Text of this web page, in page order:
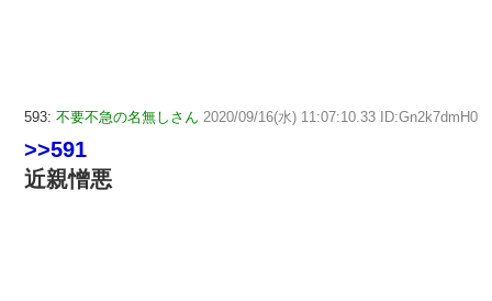
593: 不要不急の名無しさん 2020/09/16(水) 11:07:10.33 ID:Gn2k7dmH0
>>591
近親憎悪